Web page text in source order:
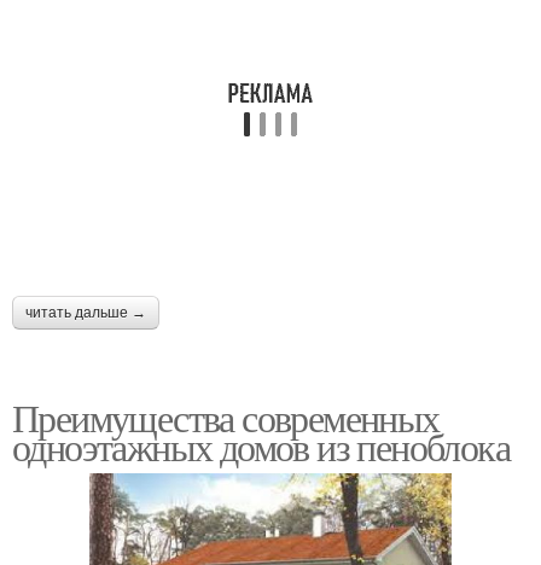
читать дальше →
Преимущества современных
одноэтажных домов из пеноблока